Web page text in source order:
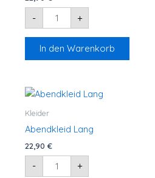
- +
In den Warenkorb
Kleider
Abendkleid Lang
22,90 €
-
Abendkleid
Lang
+